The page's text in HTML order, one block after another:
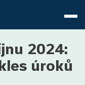
2024:
úroků